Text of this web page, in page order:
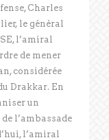
Charles
le général
l’amiral
de mener
considérée
Drakkar. En
un
l’ambassade
l’amiral